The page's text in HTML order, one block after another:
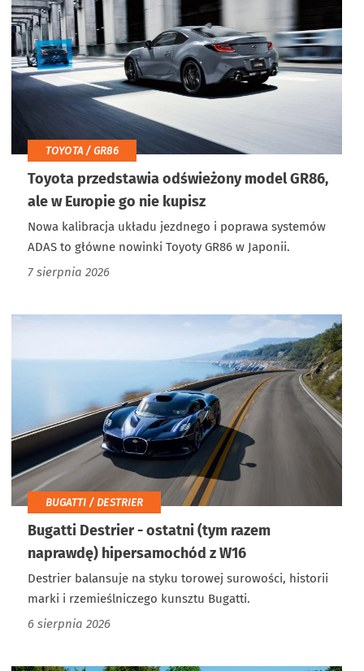
TOYOTA / GR86
Toyota przedstawia odświeżony model GR86,
ale w Europie go nie kupisz
Nowa kalibracja układu jezdnego i poprawa systemów
ADAS to główne nowinki Toyoty GR86 w Japonii.
7 sierpnia 2026
BUGATTI / DESTRIER
Bugatti Destrier - ostatni (tym razem
naprawdę) hipersamochód z W16
Destrier balansuje na styku torowej surowości, historii
marki i rzemieślniczego kunsztu Bugatti.
6 sierpnia 2026